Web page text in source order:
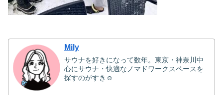
Mily
サウナを好きになって数年。東京・神奈川中
心にサウナ・快適なノマドワークスペースを
探すのがすき☺